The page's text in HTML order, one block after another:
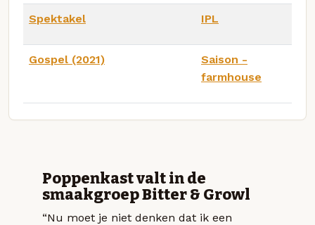
Spektakel IPL
Gospel (2021)
Saison -
farmhouse
Poppenkast valt in de
smaakgroep Bitter & Growl
“Nu moet je niet denken dat ik een